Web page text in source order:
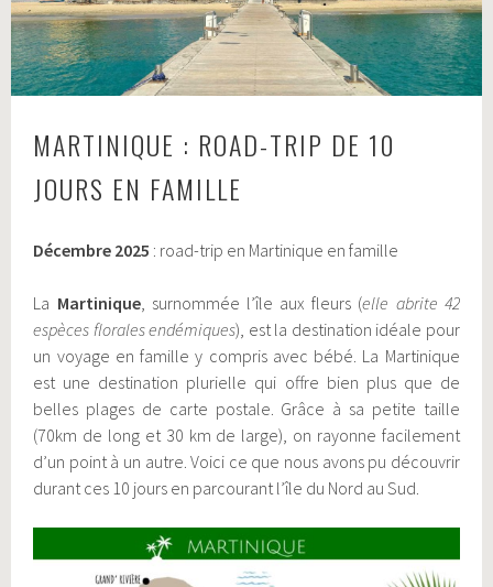
MARTINIQUE : ROAD-TRIP DE 10
JOURS EN FAMILLE
Décembre 2025 : road-trip en Martinique en famille
La Martinique, surnommée l’île aux fleurs (elle abrite 42
espèces florales endémiques), est la destination idéale pour
un voyage en famille y compris avec bébé. La Martinique
est une destination plurielle qui offre bien plus que de
belles plages de carte postale. Grâce à sa petite taille
(70km de long et 30 km de large), on rayonne facilement
d’un point à un autre. Voici ce que nous avons pu découvrir
durant ces 10 jours en parcourant l’île du Nord au Sud.